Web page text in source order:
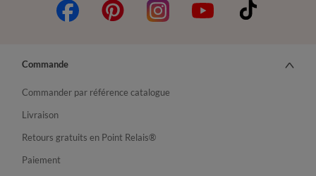
Commande
Commander par référence catalogue
Livraison
Retours gratuits en Point Relais®
Paiement